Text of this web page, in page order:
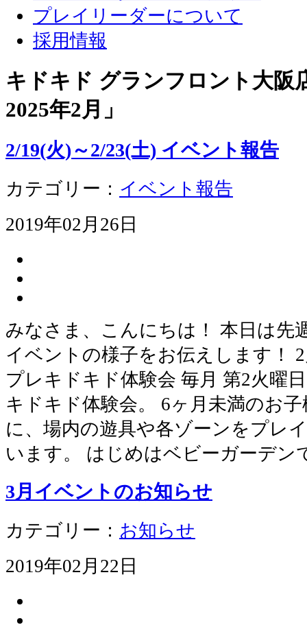
プレイリーダーについて
採用情報
キドキド グランフロント大
2025年2月 」
2/19(火)～2/23(土) イベント報告
カテゴリー： イベント報告
2019年02月26日
みなさま、こんにちは！ 本日は先
イベントの様子をお伝えします！
プレキドキド体験会 毎月 第2火曜
キドキド体験会。 6ヶ月未満のお
に、場内の遊具や各ゾーンをプレ
います。 はじめはベビーガーデ
3月イベントのお知らせ
カテゴリー： お知らせ
2019年02月22日